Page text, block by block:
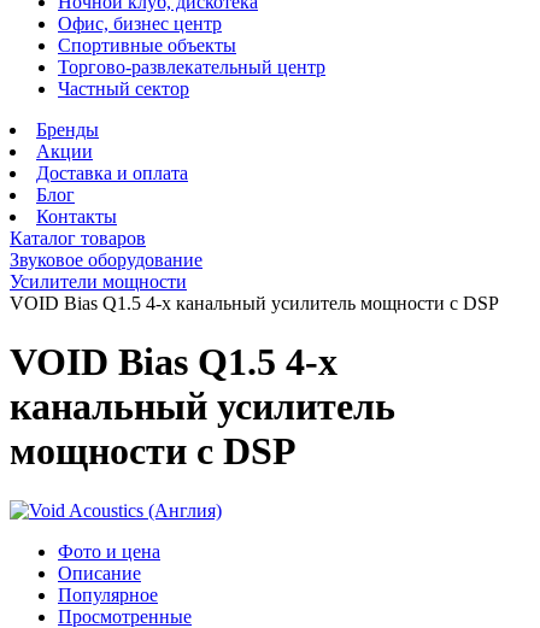
Офис, бизнес центр
Спортивные объекты
Торгово-развлекательный центр
Частный сектор
Бренды
Акции
Доставка и оплата
Блог
Контакты
Каталог товаров
Звуковое оборудование
Усилители мощности
VOID Bias Q1.5 4-х канальный усилитель мощности с DSP
VOID Bias Q1.5 4-х
канальный усилитель
мощности с DSP
Фото и цена
Описание
Популярное
Просмотренные